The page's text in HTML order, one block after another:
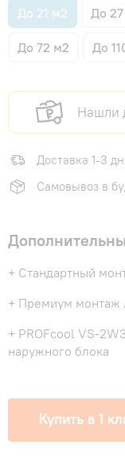
До 21 м2 До
До 72 м2 До
Нашли
Доставка 1-3
Самовывоз в
+ Стандартный
+ Премиум
+ PROFcool VS-
наружного блока
Купить в 1